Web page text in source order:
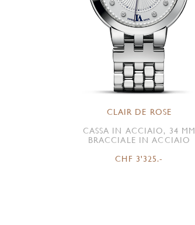
CLAIR DE ROSE
CASSA IN ACCIAIO, 34 MM
BRACCIALE IN ACCIAIO
CHF 3'325.-